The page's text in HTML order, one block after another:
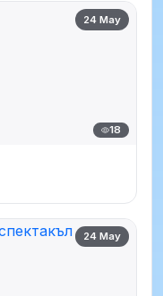
24 May
18
24 May